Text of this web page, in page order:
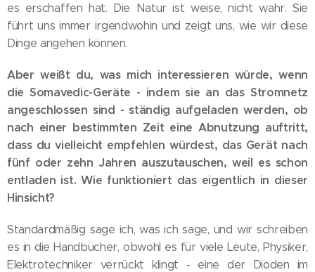
es erschaffen hat. Die Natur ist weise, nicht wahr. Sie
führt uns immer irgendwohin und zeigt uns, wie wir diese
Dinge angehen können.
Aber weißt du, was mich interessieren würde, wenn
die Somavedic-Geräte - indem sie an das Stromnetz
angeschlossen sind - ständig aufgeladen werden, ob
nach einer bestimmten Zeit eine Abnutzung auftritt,
dass du vielleicht empfehlen würdest, das Gerät nach
fünf oder zehn Jahren auszutauschen, weil es schon
entladen ist. Wie funktioniert das eigentlich in dieser
Hinsicht?
Standardmäßig sage ich, was ich sage, und wir schreiben
es in die Handbücher, obwohl es für viele Leute, Physiker,
Elektrotechniker verrückt klingt - eine der Dioden im